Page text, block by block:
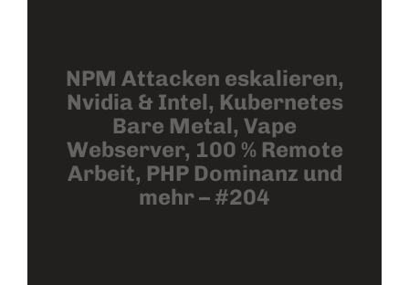
NPM Attacken eskalieren,
Nvidia & Intel, Kubernetes
Bare Metal, Vape
Webserver, 100 % Remote
Arbeit, PHP Dominanz und
mehr – #204